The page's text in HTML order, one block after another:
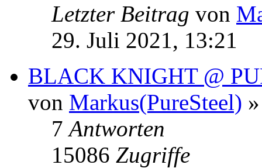
Letzter Beitrag von
29. Juli 2021, 13:21
BLACK KNIGHT @
von Markus(PureSteel)
7Antworten
15086 Zugriffe